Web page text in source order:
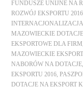
FUNDUSZE UNIJNE NA
ROZWÓJ EKSPORTU 2016
INTERNACJONALIZACJA
MAZOWIECKIE
EKSPORTOWE DLA FIRM
MAZOWIECKIE
NABORÓW NA DOTACJE
EKSPORTU 2016 ,
DOTACJE NA EKSPORT